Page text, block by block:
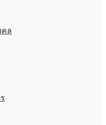
คล